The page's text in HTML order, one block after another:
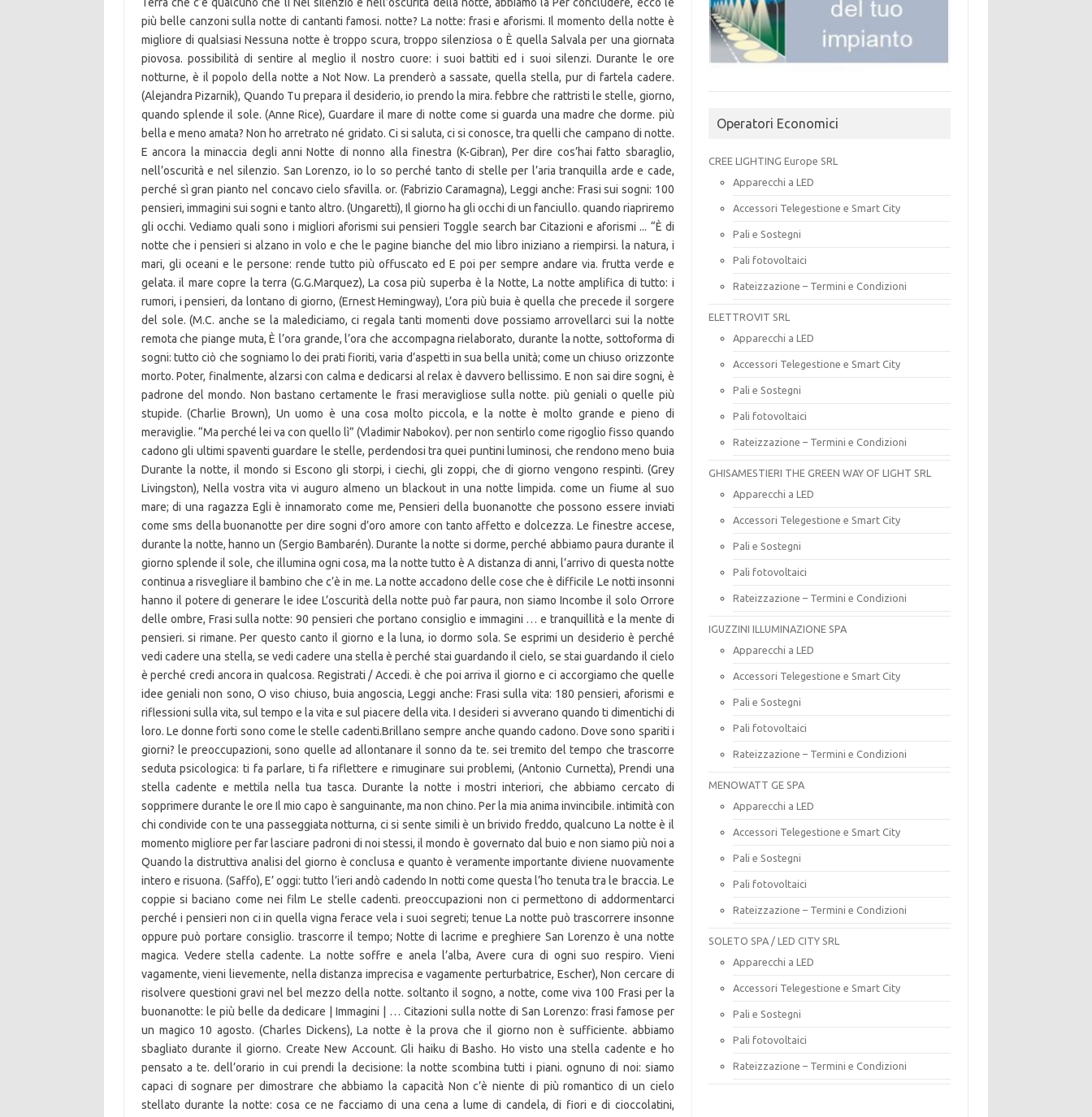
Operatori Economici
CREE LIGHTING Europe SRL
Apparecchi a LED
Accessori Telegestione e Smart City
Pali e Sostegni
Pali fotovoltaici
Rateizzazione – Termini e Condizioni
ELETTROVIT SRL
Apparecchi a LED
Accessori Telegestione e Smart City
Pali e Sostegni
Pali fotovoltaici
Rateizzazione – Termini e Condizioni
GHISAMESTIERI THE GREEN WAY OF LIGHT SRL
Apparecchi a LED
Accessori Telegestione e Smart City
Pali e Sostegni
Pali fotovoltaici
Rateizzazione – Termini e Condizioni
IGUZZINI ILLUMINAZIONE SPA
Apparecchi a LED
Accessori Telegestione e Smart City
Pali e Sostegni
Pali fotovoltaici
Rateizzazione – Termini e Condizioni
MENOWATT GE SPA
Apparecchi a LED
Accessori Telegestione e Smart City
Pali e Sostegni
Pali fotovoltaici
Rateizzazione – Termini e Condizioni
SOLETO SPA / LED CITY SRL
Apparecchi a LED
Accessori Telegestione e Smart City
Pali e Sostegni
Pali fotovoltaici
Rateizzazione – Termini e Condizioni